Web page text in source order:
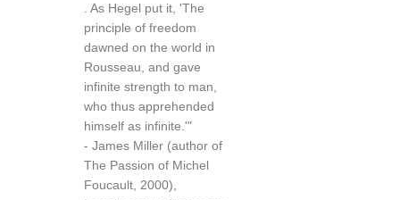
. As Hegel put it, 'The
principle of freedom
dawned on the world in
Rousseau, and gave
infinite strength to man,
who thus apprehended
himself as infinite.'"
- James Miller (author of
The Passion of Michel
Foucault, 2000),